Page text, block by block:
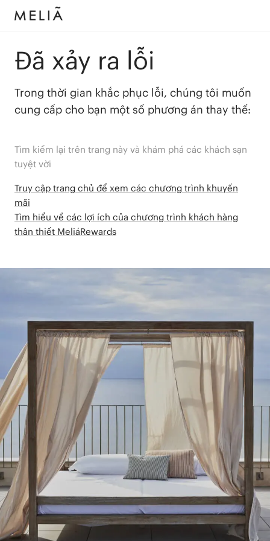
Đã xảy ra lỗi
Trong thời gian khắc phục lỗi, chúng tôi muốn
cung cấp cho bạn một số phương án thay thế:
Tìm kiếm lại trên trang này và khám phá các khách sạn
tuyệt vời
Truy cập trang chủ để xem các chương trình khuyến
mãi
Tìm hiểu về các lợi ích của chương trình khách hàng
thân thiết MeliáRewards